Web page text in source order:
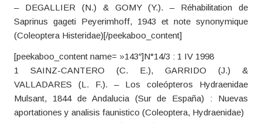
– DEGALLIER (N.) & GOMY (Y.). – Réhabilitation de
Saprinus gageti Peyerimhoff, 1943 et note synonymique
(Coleoptera Histeridae)[/peekaboo_content]
[peekaboo_content name= »143″]N°14/3 : 1 IV 1998
1 SAINZ-CANTERO (C. E.), GARRIDO (J.) &
VALLADARES (L. F.). – Los coleópteros Hydraenidae
Mulsant, 1844 de Andalucia (Sur de España) : Nuevas
aportationes y analisis faunistico (Coleoptera, Hydraenidae)